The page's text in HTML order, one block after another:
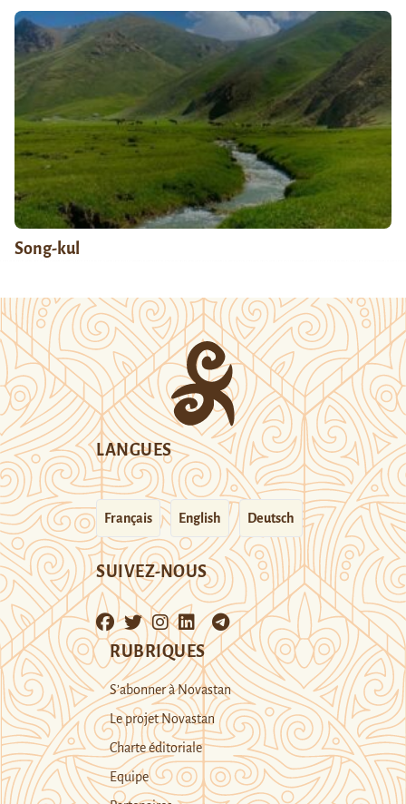
Song-kul
LANGUES
Français English Deutsch
SUIVEZ-NOUS
RUBRIQUES
S’abonner à Novastan
Le projet Novastan
Charte éditoriale
Equipe